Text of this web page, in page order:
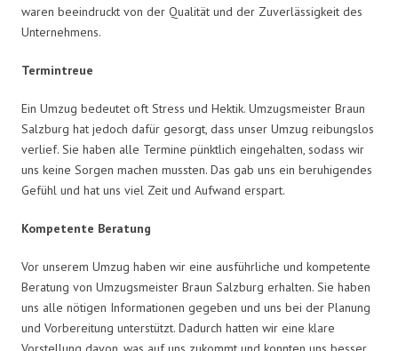
waren beeindruckt von der Qualität und der Zuverlässigkeit des
Unternehmens.
Termintreue
Ein Umzug bedeutet oft Stress und Hektik. Umzugsmeister Braun
Salzburg hat jedoch dafür gesorgt, dass unser Umzug reibungslos
verlief. Sie haben alle Termine pünktlich eingehalten, sodass wir
uns keine Sorgen machen mussten. Das gab uns ein beruhigendes
Gefühl und hat uns viel Zeit und Aufwand erspart.
Kompetente Beratung
Vor unserem Umzug haben wir eine ausführliche und kompetente
Beratung von Umzugsmeister Braun Salzburg erhalten. Sie haben
uns alle nötigen Informationen gegeben und uns bei der Planung
und Vorbereitung unterstützt. Dadurch hatten wir eine klare